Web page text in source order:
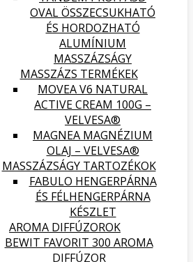
OVAL ÖSSZECSUKHATÓ
ÉS HORDOZHATÓ
ALUMÍNIUM
MASSZÁZSÁGY
MASSZÁZS TERMÉKEK
MOVEA V6 NATURAL
ACTIVE CREAM 100G –
VELVESA®
MAGNEA MAGNÉZIUM
OLAJ – VELVESA®
MASSZÁZSÁGY TARTOZÉKOK
FABULO HENGERPÁRNA
ÉS FÉLHENGERPÁRNA
KÉSZLET
AROMA DIFFÚZOROK
BEWIT FAVORIT 300 AROMA
DIFFÚZOR